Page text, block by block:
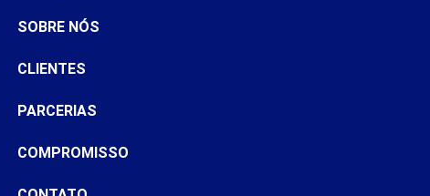
SOBRE NÓS
CLIENTES
PARCERIAS
COMPROMISSO